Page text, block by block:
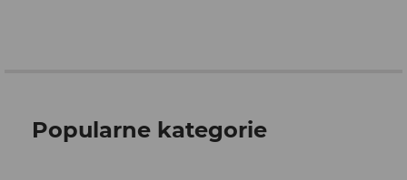
Popularne kategorie